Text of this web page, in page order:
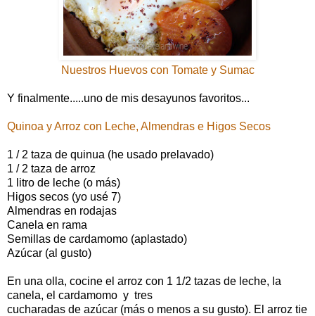
Nuestros Huevos con Tomate y Sumac
Y finalmente.....uno de mis desayunos favoritos...
Quinoa y Arroz con Leche, Almendras e Higos Secos
1 / 2 taza de quinua (he usado prelavado)
1 / 2 taza de arroz
1 litro de leche (o más)
Higos secos (yo usé 7)
Almendras en rodajas
Canela en rama
Semillas de cardamomo (aplastado)
Azúcar (al gusto)
En una olla, cocine el arroz con 1 1/2 tazas de leche, la
canela, el cardamomo y tres
cucharadas de azúcar (más o menos a su gusto). El arroz tie